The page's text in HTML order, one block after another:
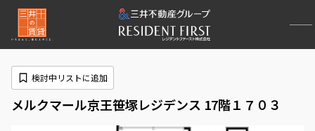
メルクマール京王笹塚レジデンス 17階１７０３
検討中リストに追加